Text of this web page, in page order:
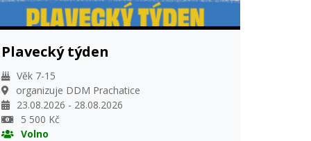
Plavecký týden
Věk 7-15
organizuje DDM Prachatice
23.08.2026 - 28.08.2026
5 500 Kč
Volno